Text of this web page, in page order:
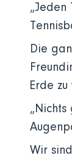
Die
Erde zu
Wir